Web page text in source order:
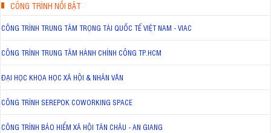
CÔNG TRÌNH NỔI BẬT
CÔNG TRÌNH TRUNG TÂM TRỌNG TÀI QUỐC TẾ VIỆT NAM - VIAC
CÔNG TRÌNH TRUNG TÂM HÀNH CHÍNH CÔNG TP.HCM
ĐẠI HỌC KHOA HỌC XÃ HỘI & NHÂN VĂN
CÔNG TRÌNH SEREPOK COWORKING SPACE
CÔNG TRÌNH BẢO HIỂM XÃ HỘI TÂN CHÂU - AN GIANG